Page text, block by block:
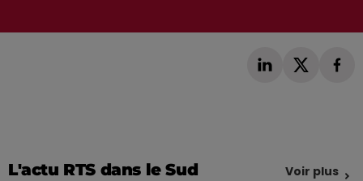
L'actu RTS dans le Sud Voir plus